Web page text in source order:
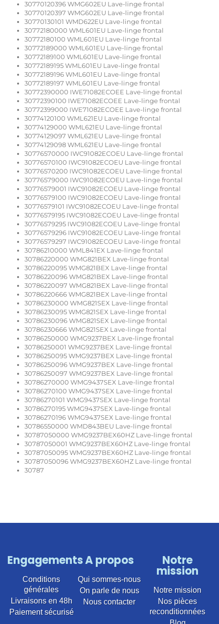
30770120396 WMG602EU Lave-linge frontal
30770120397 WMG602EU Lave-linge frontal
30770130101 WMD622EU Lave-linge frontal
30772180000 WML601EU Lave-linge frontal
30772180100 WML601EU Lave-linge frontal
30772189000 WML601EU Lave-linge frontal
30772189100 WML601EU Lave-linge frontal
30772189195 WML601EU Lave-linge frontal
30772189196 WML601EU Lave-linge frontal
30772189197 WML601EU Lave-linge frontal
30772390000 IWE71082ECOEE Lave-linge frontal
30772390100 IWE71082ECOEE Lave-linge frontal
30772399000 IWE71082ECOEE Lave-linge frontal
30774120100 WML621EU Lave-linge frontal
30774129000 WML621EU Lave-linge frontal
30774129097 WML621EU Lave-linge frontal
30774129098 WML621EU Lave-linge frontal
30776570000 IWC91082ECOEU Lave-linge frontal
30776570100 IWC91082ECOEU Lave-linge frontal
30776570200 IWC91082ECOEU Lave-linge frontal
30776579000 IWC91082ECOEU Lave-linge frontal
30776579001 IWC91082ECOEU Lave-linge frontal
30776579100 IWC91082ECOEU Lave-linge frontal
30776579101 IWC91082ECOEU Lave-linge frontal
30776579195 IWC91082ECOEU Lave-linge frontal
30776579295 IWC91082ECOEU Lave-linge frontal
30776579296 IWC91082ECOEU Lave-linge frontal
30776579297 IWC91082ECOEU Lave-linge frontal
30786210000 WML841EX Lave-linge frontal
30786220000 WMG821BEX Lave-linge frontal
30786220095 WMG821BEX Lave-linge frontal
30786220096 WMG821BEX Lave-linge frontal
30786220097 WMG821BEX Lave-linge frontal
30786220666 WMG821BEX Lave-linge frontal
30786230000 WMG821SEX Lave-linge frontal
30786230095 WMG821SEX Lave-linge frontal
30786230096 WMG821SEX Lave-linge frontal
30786230666 WMG821SEX Lave-linge frontal
30786250000 WMG9237BEX Lave-linge frontal
30786250001 WMG9237BEX Lave-linge frontal
30786250095 WMG9237BEX Lave-linge frontal
30786250096 WMG9237BEX Lave-linge frontal
30786250097 WMG9237BEX Lave-linge frontal
30786270000 WMG9437SEX Lave-linge frontal
30786270100 WMG9437SEX Lave-linge frontal
30786270101 WMG9437SEX Lave-linge frontal
30786270195 WMG9437SEX Lave-linge frontal
30786270196 WMG9437SEX Lave-linge frontal
30786550000 WMD843BEU Lave-linge frontal
30787050000 WMG9237BEX60HZ Lave-linge frontal
30787050001 WMG9237BEX60HZ Lave-linge frontal
30787050095 WMG9237BEX60HZ Lave-linge frontal
30787050096 WMG9237BEX60HZ Lave-linge frontal
30787
Engagements
Conditions
générales
Livraisons en 48h
Paiement sécurisé
A propos
Qui sommes-nous
On parle de nous
Nous contacter
Notre
mission
Notre mission
Nos pièces
reconditionnées